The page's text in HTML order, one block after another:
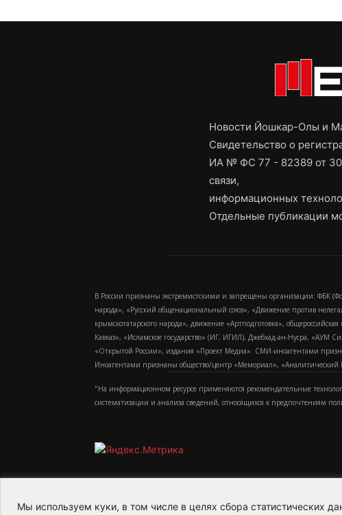
Мы используем куки, в том числе в целях сбора статистических
Новости Йошкар-Олы и
Свидетельство о
ИА № ФС 77 - 82389 от 30
связи,
информационных
Отдельные публикации
В России признаны экстремистскими и запрещены организации: ФБК
народа», «Русский общенациональный союз», «Движение против
крымскотатарского народа», движение «Артподготовка»,
Кавказ», «Исламское государство» (ИГ, ИГИЛ), Джебхад-ан-Нусра, «АУМ
«Открытой России», издания «Проект Медиа». СМИ-иноагентами
Иноагентами признаны общество/центр «Мемориал», «Аналитический
"На информационном ресурсе применяются рекомендательные
систематизации и анализа сведений, относящихся к предпочтениям